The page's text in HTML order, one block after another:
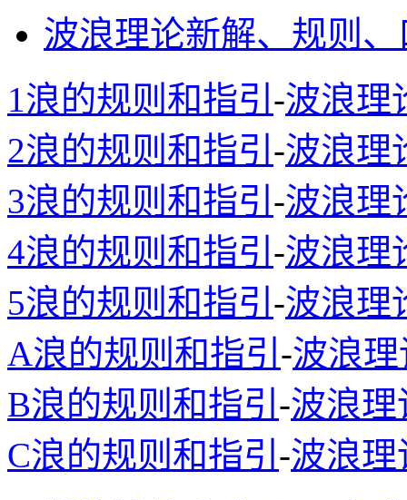
波浪理论新解、规则
1浪的规则和指引 -波浪理
2浪的规则和指引 -波浪理
3浪的规则和指引 -波浪理
4浪的规则和指引 -波浪理
5浪的规则和指引 -波浪理
A浪的规则和指引 -波浪
B浪的规则和指引 -波浪
C浪的规则和指引 -波浪理